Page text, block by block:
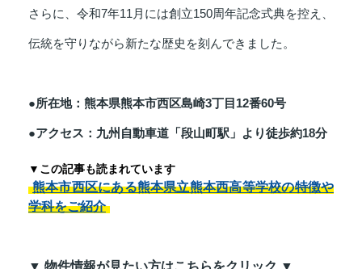
さらに、令和7年11月には創立150周年記念式典を控え、
伝統を守りながら新たな歴史を刻んできました。
●所在地：熊本県熊本市西区島崎3丁目12番60号
●アクセス：九州自動車道「段山町駅」より徒歩約18分
▼この記事も読まれています
熊本市西区にある熊本県立熊本西高等学校の特徴や
学科をご紹介
▼ 物件情報が見たい方はこちらをクリック ▼